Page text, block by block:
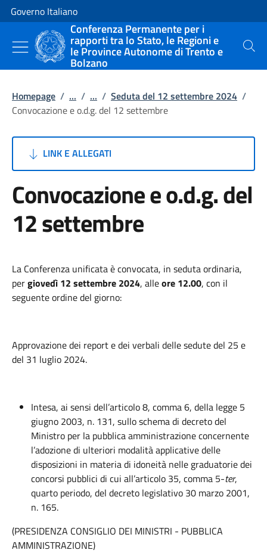
Vai al contenuto
Vai alla navigazione del sito
Governo Italiano
Conferenza Permanente per i
rapporti tra lo Stato, le Regioni e
le Province Autonome di Trento e
Bolzano
Cerca
Homepage / ... / ... / Seduta del 12 settembre 2024 /
Convocazione e o.d.g. del 12 settembre
LINK E ALLEGATI
Convocazione e o.d.g. del
12 settembre
La Conferenza unificata è convocata, in seduta ordinaria,
pergiovedì 12 settembre 2024, alleore 12.00, con il
seguente ordine del giorno:
Approvazione dei report e dei verbali delle sedute del 25 e
del 31 luglio 2024.
Intesa, ai sensi dell’articolo 8, comma 6, della legge 5
giugno 2003, n. 131, sullo schema di decreto del
Ministro per la pubblica amministrazione concernente
l’adozione di ulteriori modalità applicative delle
disposizioni in materia di idoneità nelle graduatorie dei
concorsi pubblici di cui all’articolo 35, comma 5-ter,
quarto periodo, del decreto legislativo 30 marzo 2001,
n. 165.
(PRESIDENZA CONSIGLIO DEI MINISTRI - PUBBLICA
AMMINISTRAZIONE)